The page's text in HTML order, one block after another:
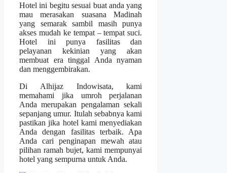
Hotel ini begitu sesuai buat anda yang
mau merasakan suasana Madinah
yang semarak sambil masih punya
akses mudah ke tempat – tempat suci.
Hotel ini punya fasilitas dan
pelayanan kekinian yang akan
membuat era tinggal Anda nyaman
dan menggembirakan.
Di Alhijaz Indowisata, kami
memahami jika umroh perjalanan
Anda merupakan pengalaman sekali
sepanjang umur. Itulah sebabnya kami
pastikan jika hotel kami menyediakan
Anda dengan fasilitas terbaik. Apa
Anda cari penginapan mewah atau
pilihan ramah bujet, kami mempunyai
hotel yang sempurna untuk Anda.